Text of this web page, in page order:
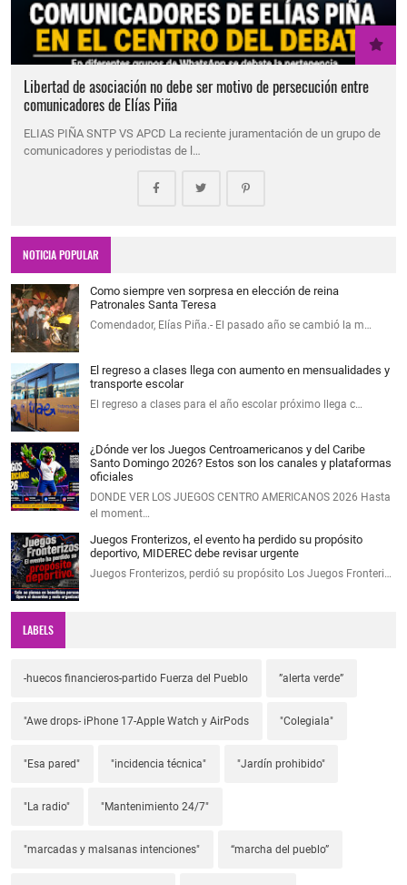
Libertad de asociación no debe ser motivo de persecución entre
comunicadores de Elías Piña
ELIAS PIÑA SNTP VS APCD La reciente juramentación de un grupo de
comunicadores y periodistas de l…
NOTICIA POPULAR
Como siempre ven sorpresa en elección de reina
Patronales Santa Teresa
Comendador, Elías Piña.- El pasado año se cambió la m…
El regreso a clases llega con aumento en mensualidades y
transporte escolar
El regreso a clases para el año escolar próximo llega c…
¿Dónde ver los Juegos Centroamericanos y del Caribe
Santo Domingo 2026? Estos son los canales y plataformas
oficiales
DONDE VER LOS JUEGOS CENTRO AMERICANOS 2026 Hasta
el moment…
Juegos Fronterizos, el evento ha perdido su propósito
deportivo, MIDEREC debe revisar urgente
Juegos Fronterizos, perdió su propósito Los Juegos Fronteri…
LABELS
-huecos financieros-partido Fuerza del Pueblo ”alerta verde”
"Awe drops- iPhone 17-Apple Watch y AirPods "Colegiala"
"Esa pared" "incidencia técnica" "Jardín prohibido"
"La radio" "Mantenimiento 24/7"
"marcadas y malsanas intenciones" “marcha del pueblo”